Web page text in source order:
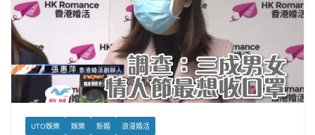
UTO娛樂 娛樂 新婚 浪漫婚活